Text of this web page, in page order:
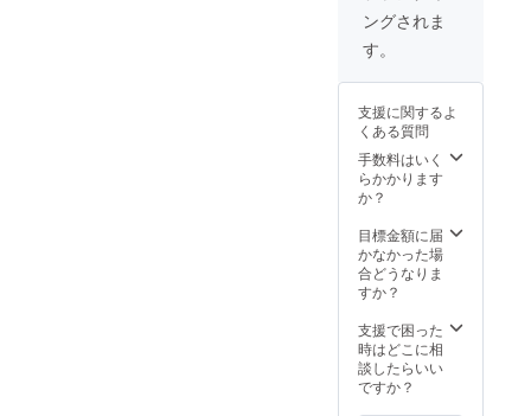
送予定
ングされま
す。
支援に関するよ
くある質問
手数料はいく
らかかります
か？
目標金額に届
かなかった場
合どうなりま
すか？
支援で困った
時はどこに相
談したらいい
ですか？